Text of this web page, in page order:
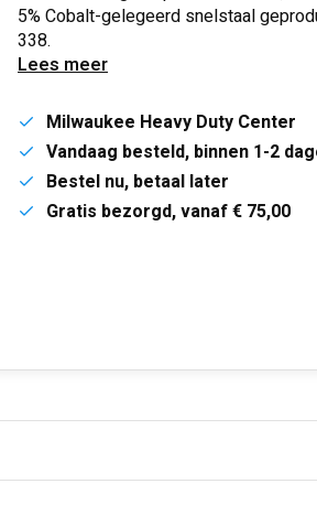
5% Cobalt-gelegeerd snelstaal
338.
Lees meer
Milwaukee Heavy Duty Center
Vandaag besteld, binnen 1-2
Bestel nu, betaal later
Gratis bezorgd, vanaf € 75,00